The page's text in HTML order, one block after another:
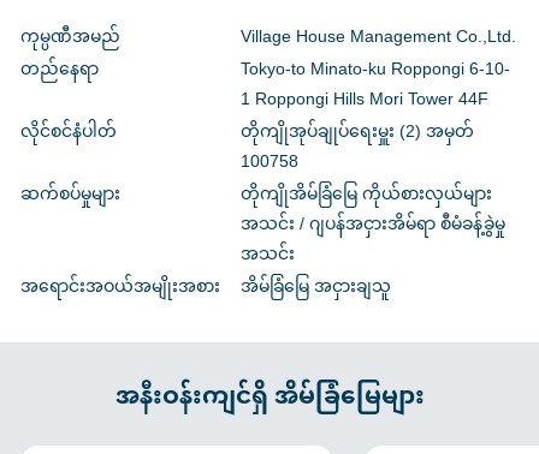
ကုမ္ပဏီအမည်
Village House Management Co.,Ltd.
တည်နေရာ
Tokyo-to Minato-ku Roppongi 6-10-
1 Roppongi Hills Mori Tower 44F
လိုင်စင်နံပါတ်
တိုကျိုအုပ်ချုပ်ရေးမှူး (2) အမှတ်
100758
ဆက်စပ်မှုများ
တိုကျိုအိမ်ခြံမြေ ကိုယ်စားလှယ်များ
အသင်း / ဂျပန်အငှားအိမ်ရာ စီမံခန့်ခွဲမှု
အသင်း
အရောင်းအဝယ်အမျိုးအစား
အိမ်ခြံမြေ အငှားချသူ
အနီးဝန်းကျင်ရှိ အိမ်ခြံမြေများ